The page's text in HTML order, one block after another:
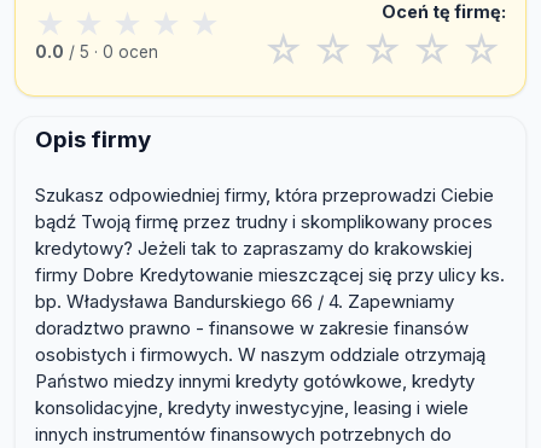
★ ★ ★ ★ ★
0.0 / 5 · 0 ocen
Oceń tę firmę:
☆ ☆ ☆ ☆ ☆
Opis firmy
Szukasz odpowiedniej firmy, która przeprowadzi Ciebie
bądź Twoją firmę przez trudny i skomplikowany proces
kredytowy? Jeżeli tak to zapraszamy do krakowskiej
firmy Dobre Kredytowanie mieszczącej się przy ulicy ks.
bp. Władysława Bandurskiego 66 / 4. Zapewniamy
doradztwo prawno - finansowe w zakresie finansów
osobistych i firmowych. W naszym oddziale otrzymają
Państwo miedzy innymi kredyty gotówkowe, kredyty
konsolidacyjne, kredyty inwestycyjne, leasing i wiele
innych instrumentów finansowych potrzebnych do